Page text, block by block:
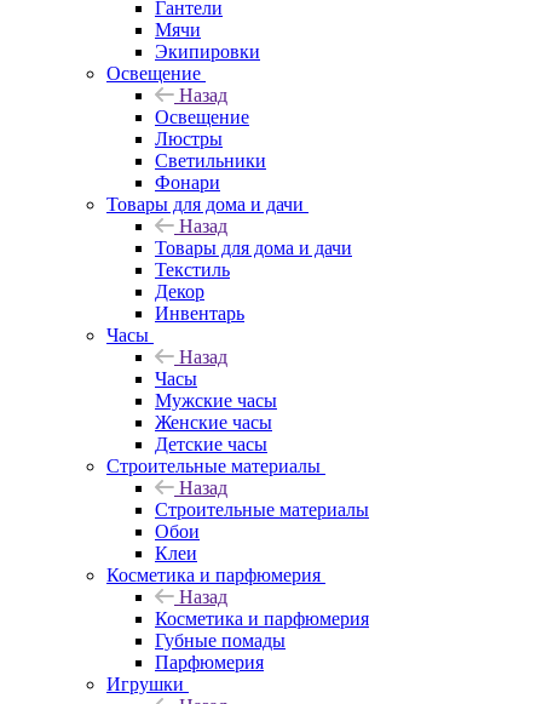
Гантели
Мячи
Экипировки
Освещение
Назад
Освещение
Люстры
Светильники
Фонари
Товары для дома и дачи
Назад
Товары для дома и дачи
Текстиль
Декор
Инвентарь
Часы
Назад
Часы
Мужские часы
Женские часы
Детские часы
Строительные материалы
Назад
Строительные материалы
Обои
Клеи
Косметика и парфюмерия
Назад
Косметика и парфюмерия
Губные помады
Парфюмерия
Игрушки